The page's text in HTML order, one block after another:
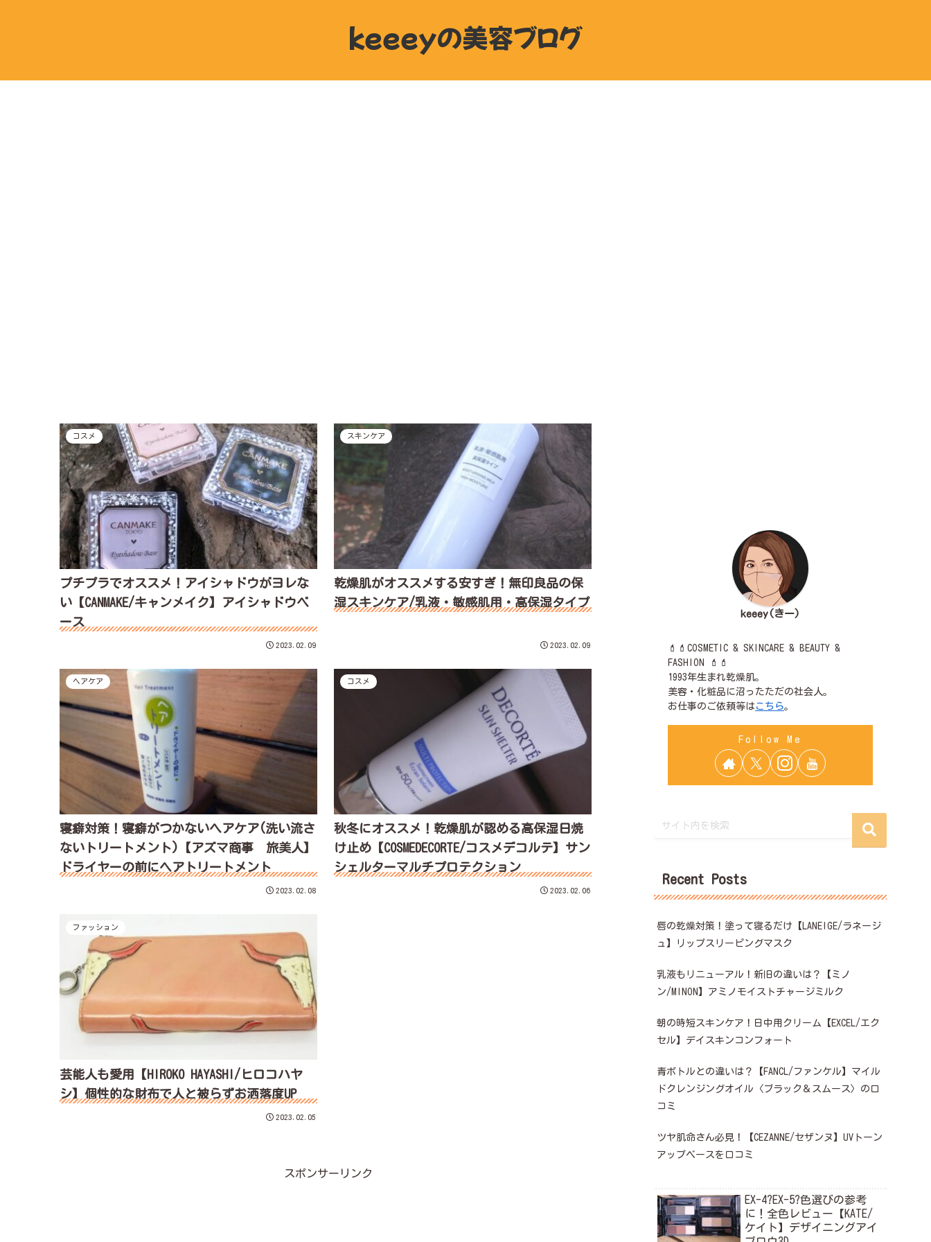
keeeyの美容ブログ
コスメ
プチプラでオススメ！アイシャドウがヨレな
い【CANMAKE/キャンメイク】アイシャドウベ
ース
2023.02.09
スキンケア
乾燥肌がオススメする安すぎ！無印良品の保
湿スキンケア/乳液・敏感肌用・高保湿タイプ
2023.02.09
ヘアケア
寝癖対策！寝癖がつかないヘアケア(洗い流さ
ないトリートメント)【アズマ商事 旅美人】
ドライヤーの前にヘアトリートメント
2023.02.08
コスメ
秋冬にオススメ！乾燥肌が認める高保湿日焼
け止め【COSMEDECORTE/コスメデコルテ】サン
シェルターマルチプロテクション
2023.02.06
ファッション
芸能人も愛用【HIROKO HAYASHI/ヒロコハヤ
シ】個性的な財布で人と被らずお洒落度UP
2023.02.05
スポンサーリンク
keeey(きー)
💄💄COSMETIC & SKINCARE & BEAUTY &
FASHION 💄💄
1993年生まれ乾燥肌。
美容・化粧品に沼ったただの社会人。
お仕事のご依頼等は こちら。
Recent Posts
唇の乾燥対策！塗って寝るだけ【LANEIGE/ラネージ
ュ】リップスリーピングマスク
乳液もリニューアル！新旧の違いは？【ミノ
ン/MINON】アミノモイストチャージミルク
朝の時短スキンケア！日中用クリーム【EXCEL/エク
セル】デイスキンコンフォート
青ボトルとの違いは？【FANCL/ファンケル】マイル
ドクレンジングオイル〈ブラック＆スムース〉の口
コミ
ツヤ肌命さん必見！【CEZANNE/セザンヌ】UVトーン
アップベースを口コミ
EX-4?EX-5?色選びの参考
に！全色レビュー【KATE/
ケイト】デザイニングアイ